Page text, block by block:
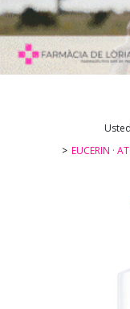
EUCERIN ·